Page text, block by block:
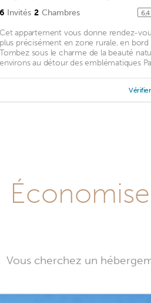
6 Invités 2 Chambres 6,4
Cet appartement vous donne rendez-
plus précisément en zone rurale, en bord
Tombez sous le charme de la beauté
environs au détour des emblématiques
Vous cherchez un